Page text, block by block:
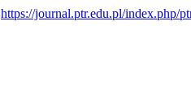
https://journal.ptr.edu.pl/index.php/